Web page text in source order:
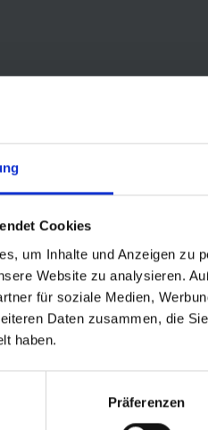
Cookies
um Inhalte und Anzeigen zu
Website zu analysieren.
für soziale Medien,
Daten zusammen, die
haben.
Präferenzen